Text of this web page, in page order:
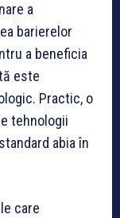
a
barierelor
a beneficia
este
Practic, o
tehnologii
abia în
care